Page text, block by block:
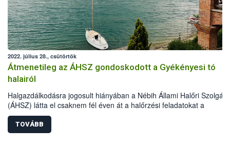
2022. július 28., csütörtök
Átmenetileg az ÁHSZ gondoskodott a Gyékényesi tó
halairól
Halgazdálkodásra jogosult hiányában a Nébih Állami Halőri
(ÁHSZ) látta el csaknem fél éven át a halőrzési feladatokat a
Gyékényesi horgásztavon. Ezalatt a halőrök 120 kg haltetemet
szállíttattak el ártalmatlanításra, 8 esetben indítottak eljárást az
horgászati tilalom megszegése miatt, valamint több tucat illegális
TOVÁBB